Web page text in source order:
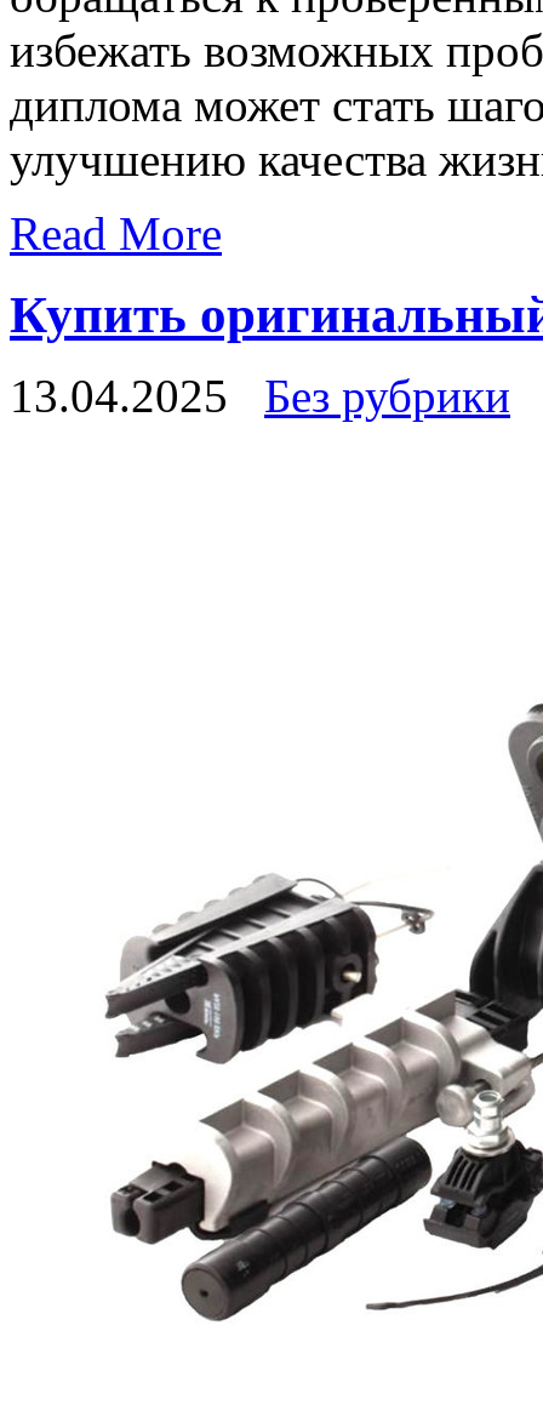
избежать возможных
диплома может стать
улучшению качества
Read More
Купить
13.04.2025 Без рубрики